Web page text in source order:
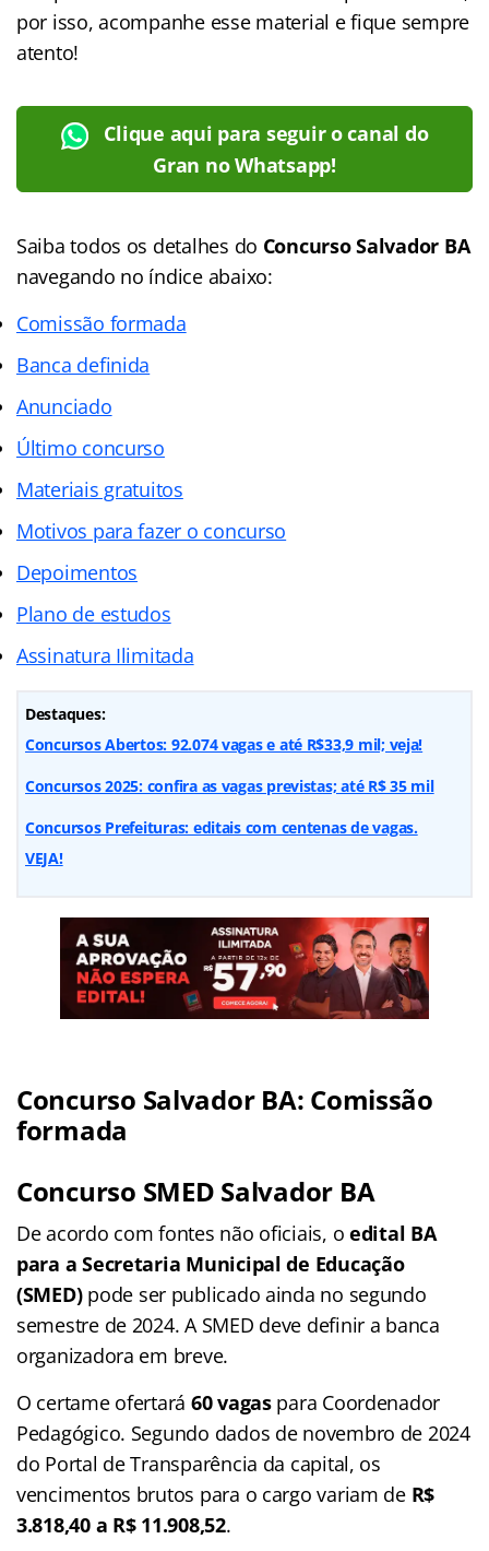
por isso, acompanhe esse material e fique sempre
atento!
Clique aqui para seguir o canal do
Gran no Whatsapp!
Saiba todos os detalhes do Concurso Salvador BA
navegando no índice abaixo:
Comissão formada
Banca definida
Anunciado
Último concurso
Materiais gratuitos
Motivos para fazer o concurso
Depoimentos
Plano de estudos
Assinatura Ilimitada
Destaques:
Concursos Abertos: 92.074 vagas e até R$33,9 mil; veja!
Concursos 2025: confira as vagas previstas; até R$ 35 mil
Concursos Prefeituras: editais com centenas de vagas.
VEJA!
Concurso Salvador BA: Comissão
formada
Concurso SMED Salvador BA
De acordo com fontes não oficiais, oedital BA
para a Secretaria Municipal de Educação
(SMED)pode ser publicado ainda no segundo
semestre de 2024. A SMED deve definir a banca
organizadora em breve.
O certame ofertará 60 vagaspara Coordenador
Pedagógico. Segundo dados de novembro de 2024
do Portal de Transparência da capital, os
vencimentos brutos para o cargo variam de R$
3.818,40 a R$ 11.908,52.